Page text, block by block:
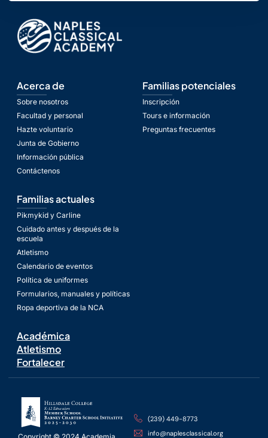
Acerca de
Sobre nosotros
Facultad y personal
Hazte voluntario
Junta de Gobierno
Información pública
Contáctenos
Familias potenciales
Inscripción
Tours e información
Preguntas frecuentes
Familias actuales
Pikmykid y Carline
Cuidado antes y después de la
escuela
Atletismo
Calendario de eventos
Política de uniformes
Formularios, manuales y políticas
Ropa deportiva de la NCA
Académica
Atletismo
Fortalecer
(239) 449-8773
info@naplesclassical.org